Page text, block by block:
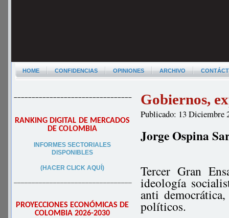
HOME CONFIDENCIAS OPINIONES ARCHIVO
–––––––––––––––––––––––––––––––––
RANKING DIGITAL DE MERCADOS
DE COLOMBIA
INFORMES SECTORIALES
DISPONIBLES
(HACER CLICK AQUÍ)
–––––––––––––––––––––––––––––––––
PROYECCIONES ECONÓMICAS DE
COLOMBIA 2026-2030
Gobiernos,
Publicado: 13 Diciembre
Jorge Ospina
Tercer Gran
ideología
anti
políticos.